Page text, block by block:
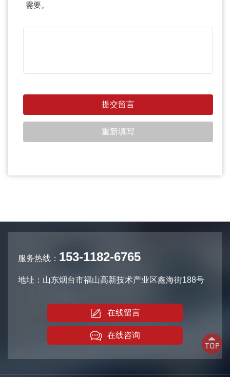
需要。
服务热线： 153-1182-6765
地址：山东烟台市福山高新技术产业区鑫海街188号
在线留言
在线咨询